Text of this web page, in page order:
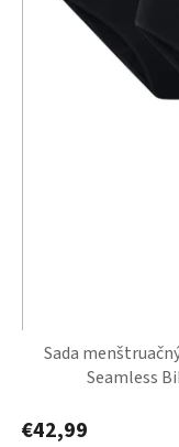
Sada
Seamless
€42,99